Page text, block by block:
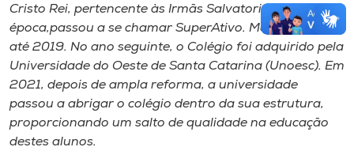
Cristo Rei, pertencente às Irmãs Salvatorianas. Nesta
época,passou a se chamar SuperAtivo. Manteve-se lá
até 2019. No ano seguinte, o Colégio foi adquirido pela
Universidade do Oeste de Santa Catarina (Unoesc). Em
2021, depois de ampla reforma, a universidade
passou a abrigar o colégio dentro da sua estrutura,
proporcionando um salto de qualidade na educação
destes alunos.